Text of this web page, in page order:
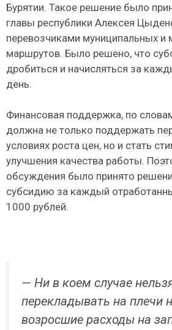
Бурятии. Такое решение было
главы республики Алексея
перевозчиками муниципальных
маршрутов. Было решено, что
дробиться и начисляться за
день.
Финансовая поддержка, по
должна не только поддержать
условиях роста цен, но и стать
улучшения качества работы.
обсуждения было принято
субсидию за каждый
1000 рублей.
— Ни в коем случае
перекладывать на плечи
возросшие расходы на